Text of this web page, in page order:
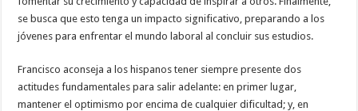
se busca que esto tenga un impacto significativo, preparando a los
jóvenes para enfrentar el mundo laboral al concluir sus estudios.
Francisco aconseja a los hispanos tener siempre presente dos
actitudes fundamentales para salir adelante: en primer lugar,
mantener el optimismo por encima de cualquier dificultad; y, en